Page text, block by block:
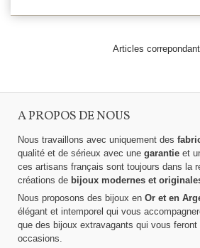
Articles
A PROPOS DE NOUS
Nous travaillons avec uniquement des
qualité et de sérieux avec une garantie et
ces artisans français sont toujours dans la
créations de bijoux modernes et
Nous proposons des bijoux en Or et en
élégant et intemporel qui vous
que des bijoux extravagants qui vous feront
occasions.